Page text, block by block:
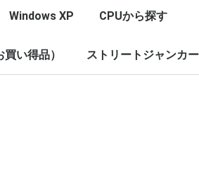
ロ
ルシャーシ
ワー/タワー
体型
晶セット
モニターセット
搭載はこちら
搭載はこちら
Windows XP
デスクトップ
ノートパソコン
CPUから探す
Core i7
Core i5
Core i3
Core2Quad
Core2Duo
CoreDuo
Pentium
Celeron
い得品） ストリートジャンカ